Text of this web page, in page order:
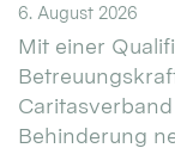
6. August 2026
Mit einer
Behinderung